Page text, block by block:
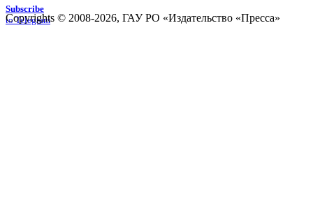
Subscribe
to Telegram
Copyrights © 2008-2026, ГАУ РО «Издательство «Пресса»